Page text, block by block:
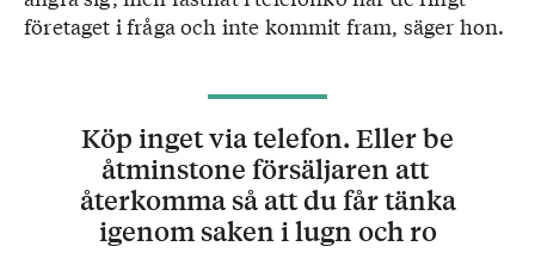
företaget i fråga och inte kommit fram, säger hon.
Köp inget via telefon. Eller be
åtminstone försäljaren att
återkomma så att du får tänka
igenom saken i lugn och ro